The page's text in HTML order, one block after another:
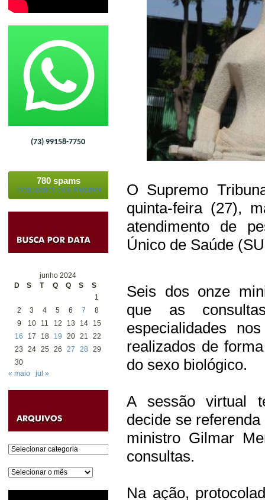
(73) 99158-7750
780 spams
bloqueados pelo Akismet
junho 2024
D
S T Q Q S
S
1
2
3 4 5 6 7
8
9
10 11 12 13 14
15
16
17 18 19 20 21
22
23
24 25 26 27 28
29
30
« maio
jul »
Categorias
Arquivos
O Supremo
quinta-feira (27),
atendimento de
Único de Saúde
Seis dos onze
que as
especialidades
realizados de
do sexo biológico.
A sessão virtual
decide se
ministro Gilmar
consultas.
Na ação,